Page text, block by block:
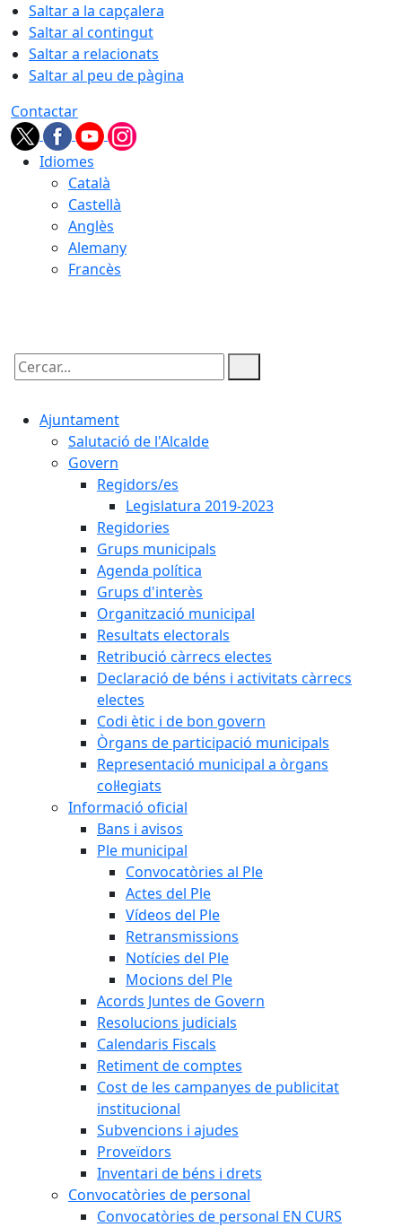
Saltar a la capçalera
Saltar al contingut
Saltar a relacionats
Saltar al peu de pàgina
Contactar
Idiomes
Català
Castellà
Anglès
Alemany
Francès
Cercar:
Ajuntament
Salutació de l'Alcalde
Govern
Regidors/es
Legislatura 2019-2023
Regidories
Grups municipals
Agenda política
Grups d'interès
Organització municipal
Resultats electorals
Retribució càrrecs electes
Declaració de béns i activitats càrrecs
electes
Codi ètic i de bon govern
Òrgans de participació municipals
Representació municipal a òrgans
col·legiats
Informació oficial
Bans i avisos
Ple municipal
Convocatòries al Ple
Actes del Ple
Vídeos del Ple
Retransmissions
Notícies del Ple
Mocions del Ple
Acords Juntes de Govern
Resolucions judicials
Calendaris Fiscals
Retiment de comptes
Cost de les campanyes de publicitat
institucional
Subvencions i ajudes
Proveïdors
Inventari de béns i drets
Convocatòries de personal
Convocatòries de personal EN CURS